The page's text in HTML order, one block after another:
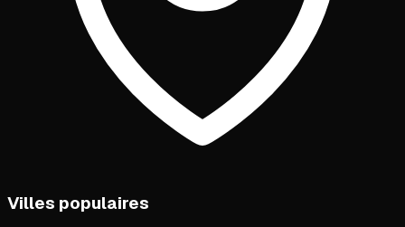
Villes populaires